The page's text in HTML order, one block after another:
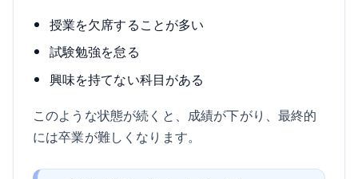
授業を欠席することが多い
試験勉強を怠る
興味を持てない科目がある
このような状態が続くと、成績が下がり、最終的
には卒業が難しくなります。